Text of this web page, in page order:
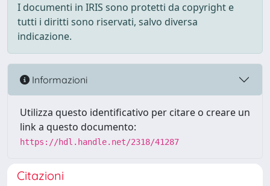
I documenti in IRIS sono protetti da copyright e
tutti i diritti sono riservati, salvo diversa
indicazione.
Informazioni
Utilizza questo identificativo per citare o creare un
link a questo documento:
https://hdl.handle.net/2318/41287
Citazioni